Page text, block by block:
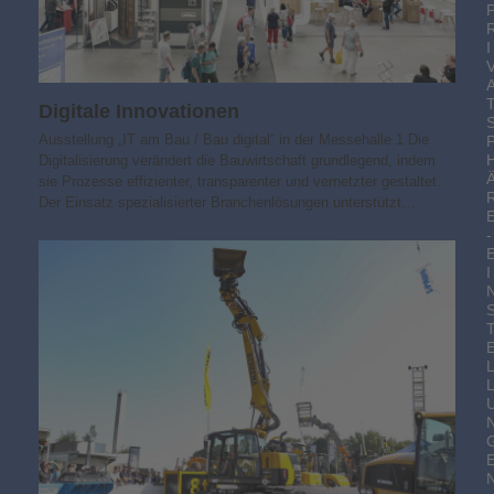
Digitale Innovationen
Ausstellung „IT am Bau / Bau digital” in der Messehalle 1 Die
Digitalisierung verändert die Bauwirtschaft grundlegend, indem
sie Prozesse effizienter, transparenter und vernetzter gestaltet.
Der Einsatz spezialisierter Branchenlösungen unterstützt…
I
-
I
L
L